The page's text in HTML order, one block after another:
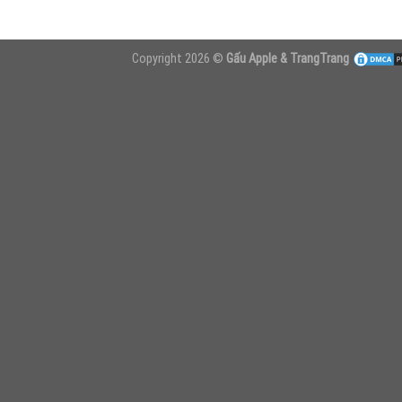
Copyright 2026 © Gấu Apple & TrangTrang